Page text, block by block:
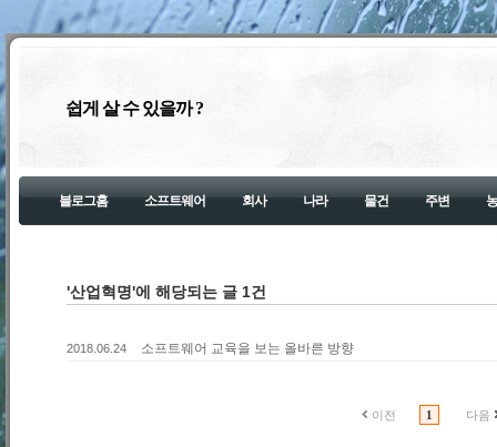
쉽게 살 수 있을까 ?
블로그홈 소프트웨어 회사 나라 물건 주변
'산업혁명'에 해당되는 글 1건
2018.06.24 소프트웨어 교육을 보는 올바른 방향
이전 1 다음